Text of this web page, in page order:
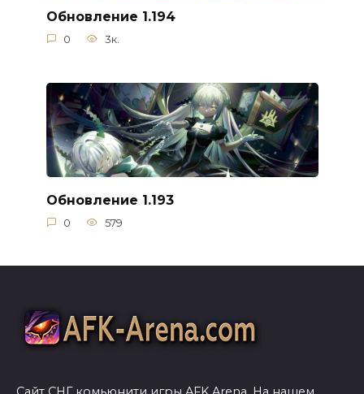
Обновление 1.194
0 3к.
Обновление 1.193
0 579